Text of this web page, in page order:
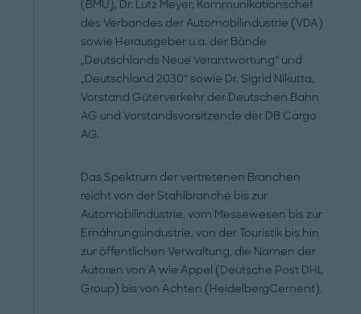
(BMU), Dr. Lutz Meyer, Kommunikationschef
des Verbandes der Automobilindustrie (VDA)
sowie Herausgeber u.a. der Bände
„Deutschlands Neue Verantwortung“ und
„Deutschland 2030“ sowie Dr. Sigrid Nikutta,
Vorstand Güterverkehr der Deutschen Bahn
AG und Vorstandsvorsitzende der DB Cargo
AG.
Das Spektrum der vertretenen Branchen
reicht von der Stahlbranche bis zur
Automobilindustrie, vom Messewesen bis zur
Ernährungsindustrie, von der Touristik bis hin
zur öffentlichen Verwaltung, die Namen der
Autoren von A wie Appel (Deutsche Post DHL
Group) bis von Achten (HeidelbergCement).